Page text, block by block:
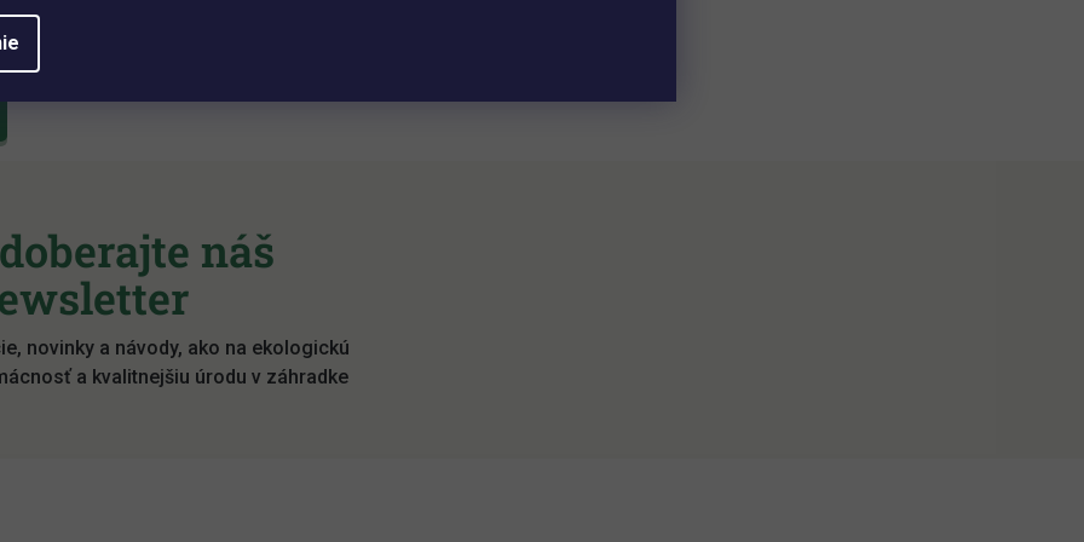
k tejto položke.
náš
novinky a návody, ako na ekologickú
a kvalitnejšiu úrodu v záhradke